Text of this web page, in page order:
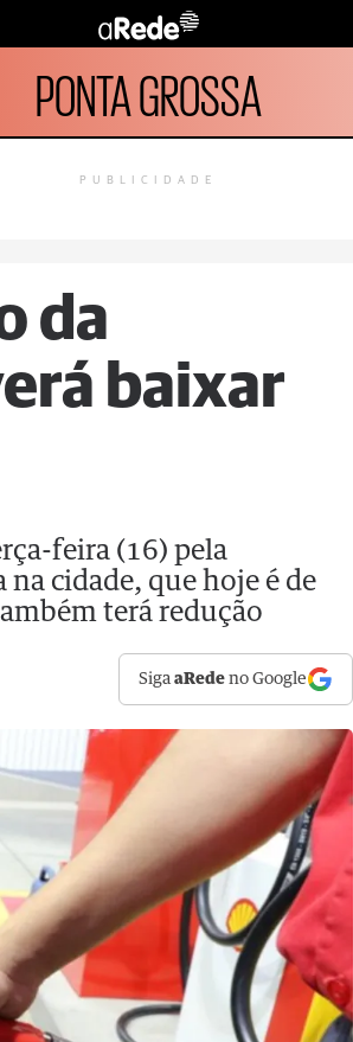
PONTA GROSSA
PUBLICIDADE
da
baixar
feira (16) pela
cidade, que hoje é de
terá redução
SigaaRede no Google